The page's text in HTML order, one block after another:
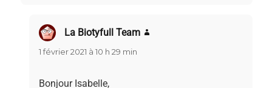
La Biotyfull Team
1 février 2021 à 10 h 29 min
Bonjour Isabelle,